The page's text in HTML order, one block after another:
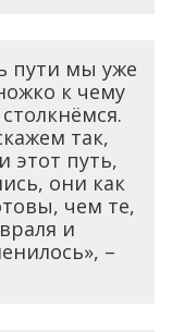
пути мы уже
к чему
так,
этот путь,
они как
чем те,
и
–